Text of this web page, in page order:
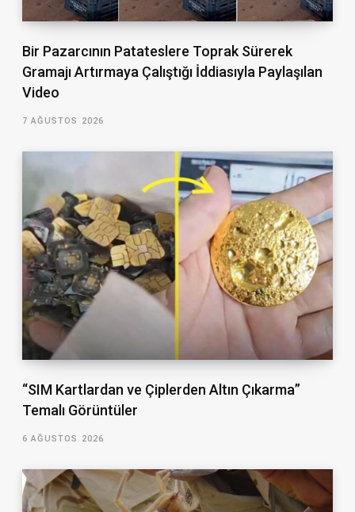
Bir Pazarcının Patateslere Toprak Sürerek
Gramajı Artırmaya Çalıştığı İddiasıyla Paylaşılan
Video
7 AĞUSTOS 2026
“SIM Kartlardan ve Çiplerden Altın Çıkarma”
Temalı Görüntüler
6 AĞUSTOS 2026